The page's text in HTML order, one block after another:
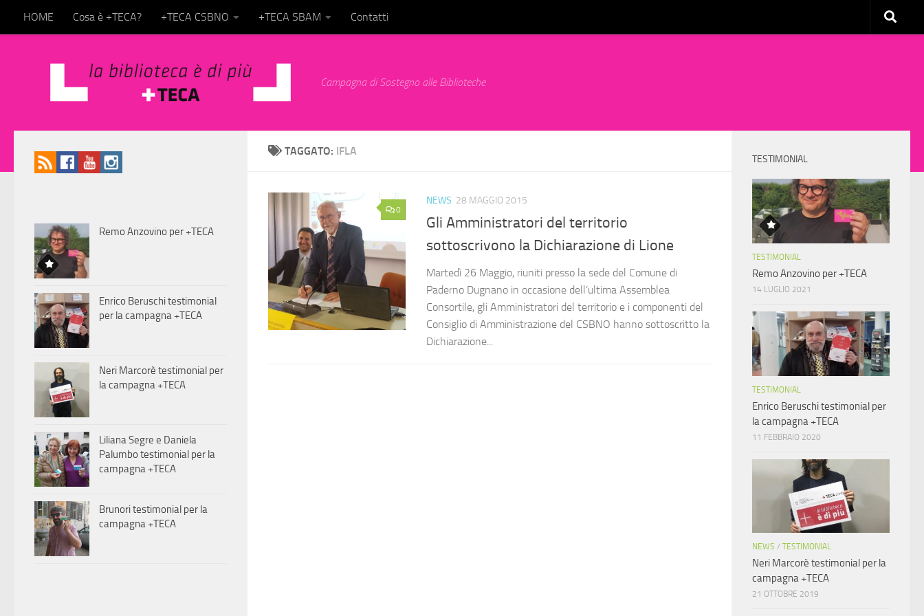
Salta al contenuto
HOME Cosa è +TECA? +TECA CSBNO +TECA SBAM Contatti
Campagna di Sostegno alle Biblioteche
TAGGATO: IFLA
0
NEWS 28 MAGGIO 2015
Gli Amministratori del territorio
sottoscrivono la Dichiarazione di Lione
Martedì 26 Maggio, riuniti presso la sede del Comune di
Paderno Dugnano in occasione dell’ultima Assemblea
Consortile, gli Amministratori del territorio e i componenti del
Consiglio di Amministrazione del CSBNO hanno sottoscritto la
Dichiarazione...
Remo Anzovino per +TECA
Enrico Beruschi testimonial
per la campagna +TECA
Neri Marcorè testimonial per
la campagna +TECA
Liliana Segre e Daniela
Palumbo testimonial per la
campagna +TECA
Brunori testimonial per la
campagna +TECA
TESTIMONIAL
TESTIMONIAL
Remo Anzovino per +TECA
14 LUGLIO 2021
TESTIMONIAL
Enrico Beruschi testimonial per
la campagna +TECA
11 FEBBRAIO 2020
NEWS / TESTIMONIAL
Neri Marcorè testimonial per la
campagna +TECA
21 OTTOBRE 2019